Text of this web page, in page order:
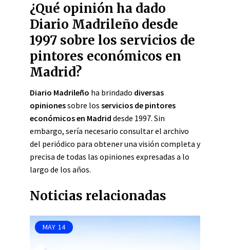
¿Qué opinión ha dado
Diario Madrileño desde
1997 sobre los servicios de
pintores económicos en
Madrid?
Diario Madrileño ha brindado diversas
opinionessobre los servicios de pintores
económicos en Madrid desde 1997. Sin
embargo, sería necesario consultar el archivo
del periódico para obtener una visión completa y
precisa de todas las opiniones expresadas a lo
largo de los años.
Noticias relacionadas
MAY 14